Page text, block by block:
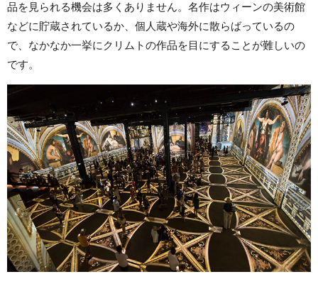
品を見られる機会は多くありません。名作はウィーンの美術館
などに貯蔵されているか、個人蔵や海外に散らばっているの
で、なかなか一挙にクリムトの作品を目にすることが難しいの
です。